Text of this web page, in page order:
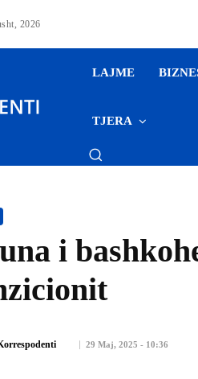
2026
LAJME
TJERA
i
29 Maj, 2025 - 10:36